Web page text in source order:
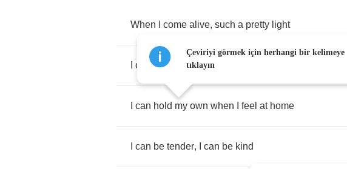
When come alive, such a pretty light
can be beautiful,I can
can hold my own when feel at home
can be tender, can be kind
Çeviriyi görmek için herhangi bir kelimeye
tıklayın